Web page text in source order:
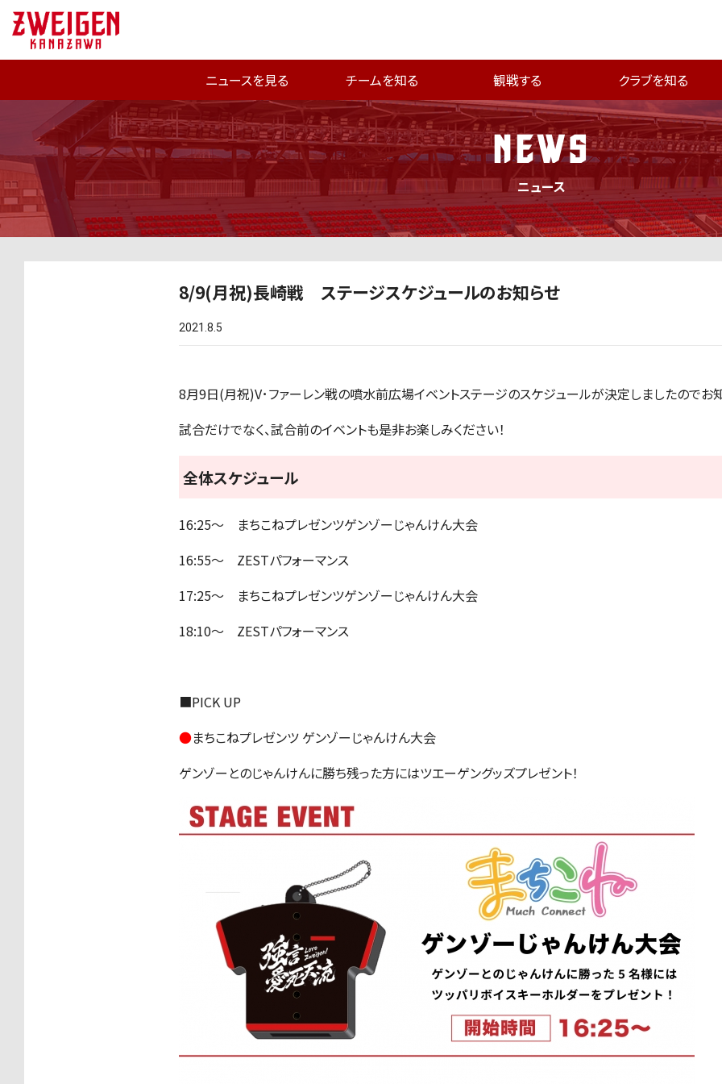
ニュースを見る チームを知る 観戦する クラブを知る
NEWS
ニュース
8/9(月祝)長崎戦 ステージスケジュールのお知らせ
2021.8.5
8月9日(月祝)V･ファーレン戦の噴水前広場イベントステージのスケジュールが決定しましたのでお
試合だけでなく、試合前のイベントも是非お楽しみください！
全体スケジュール
16:25〜 まちこねプレゼンツゲンゾーじゃんけん大会
16:55〜 ZESTパフォーマンス
17:25〜 まちこねプレゼンツゲンゾーじゃんけん大会
18:10〜 ZESTパフォーマンス
■PICK UP
●まちこねプレゼンツ ゲンゾーじゃんけん大会
ゲンゾーとのじゃんけんに勝ち残った方にはツエーゲングッズプレゼント！